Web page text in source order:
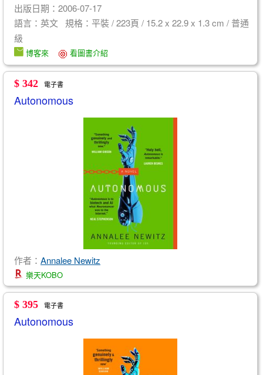
出版日期：2006-07-17
語言：英文 規格：平裝 / 223頁 / 15.2 x 22.9 x 1.3 cm / 普通
級
博客來 看圖書介紹
$ 342 電子書
Autonomous
作者： Annalee Newitz
樂天KOBO
$ 395 電子書
Autonomous